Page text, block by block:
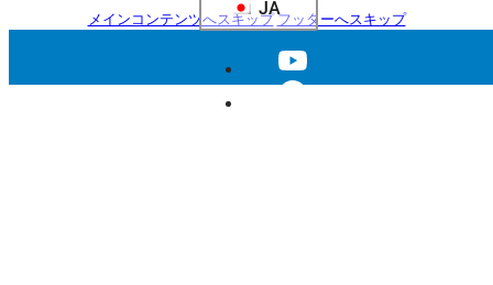
メインコンテンツへスキップフッターへスキップ
JA